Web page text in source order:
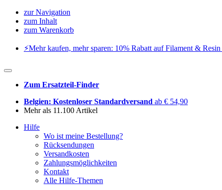
zur Navigation
zum Inhalt
zum Warenkorb
⚡️Mehr kaufen, mehr sparen: 10% Rabatt auf Filament &
Zum Ersatzteil-Finder
Belgien: Kostenloser Standardversand ab € 54,90
Mehr als 11.100 Artikel
Hilfe
Wo ist meine Bestellung?
Rücksendungen
Versandkosten
Zahlungsmöglichkeiten
Kontakt
Alle Hilfe-Themen